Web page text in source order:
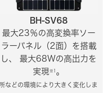
BH-SV68
最大23％の高変換率ソー
ラーパネル（2面）を搭載
し、
最大68Wの高出力を
実現※1 。
などの環境により大きく変化しま